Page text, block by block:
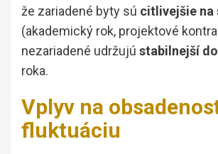
že zariadené byty sú citlivejšie na
(akademický rok, projektové
nezariadené udržujú stabilnejší
roka.
Vplyv na
fluktuáciu